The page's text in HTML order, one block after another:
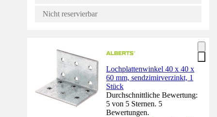
Nicht reservierbar
Lochplattenwinkel 40 x 40 x
60 mm, sendzimirverzinkt, 1
Stück
Durchschnittliche Bewertung:
5 von 5 Sternen. 5
Bewertungen.